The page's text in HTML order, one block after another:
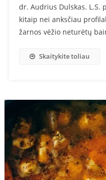
dr. Audrius Dulskas. L.S.
kitaip nei anksčiau
žarnos vėžio neturėtų
Skaitykite toliau